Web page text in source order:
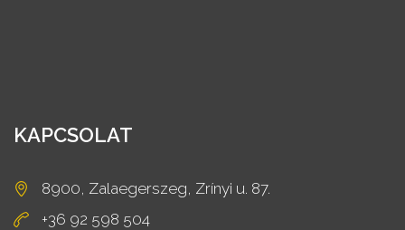
KAPCSOLAT
8900, Zalaegerszeg, Zrínyi u. 87.
+36 92 598 504